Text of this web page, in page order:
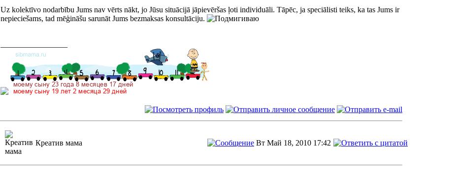
Uz kolektīvo nodarbību Jums nav vērts nākt, jo Jūsu situācijā jāpievēršas ļoti individuāli. Tāpēc, ja speciālisti teiks, ka tas Jums ir
nepieciešams, tad mēģināšu sarunāt Jums bezmaksas konsultāciju.
Креатив мама Вт Май 18, 2010 17:42